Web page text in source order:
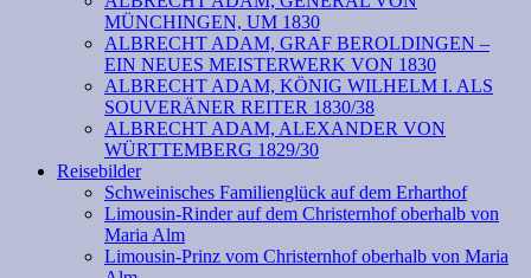
MÜNCHINGEN, UM 1830
ALBRECHT ADAM, GRAF BEROLDINGEN –
EIN NEUES MEISTERWERK VON 1830
ALBRECHT ADAM, KÖNIG WILHELM I. ALS
SOUVERÄNER REITER 1830/38
ALBRECHT ADAM, ALEXANDER VON
WÜRTTEMBERG 1829/30
Reisebilder
Schweinisches Familienglück auf dem Erharthof
Limousin-Rinder auf dem Christernhof oberhalb von
Maria Alm
Limousin-Prinz vom Christernhof oberhalb von Maria